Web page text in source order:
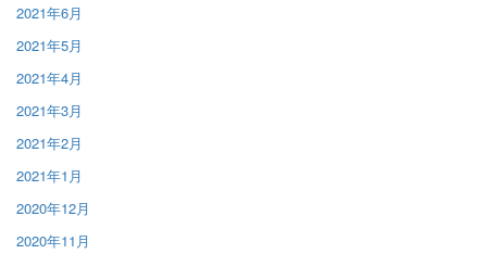
2021年6月
2021年5月
2021年4月
2021年3月
2021年2月
2021年1月
2020年12月
2020年11月